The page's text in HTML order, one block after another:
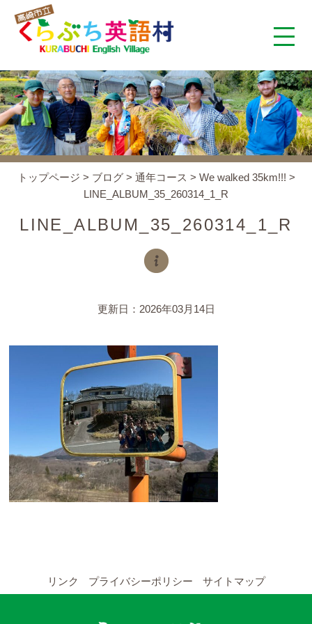
くらぶち英語村とは
コンセプト
YouTubeチャンネル
通年コース
週末コース
短期コース
留学コースのご案内
週末コース
トップページ > ブログ> 通年コース > We walked 35km!!! >
LINE_ALBUM_35_260314_1_R
LINE_ALBUM_35_260314_1_R
更新日：2026年03月14日
リンク プライバシーポリシー サイトマップ